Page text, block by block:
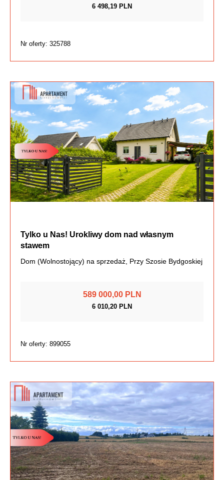
6 498,19 PLN
Nr oferty: 325788
Tylko u Nas! Urokliwy dom nad własnym
stawem
Dom (Wolnostojący) na sprzedaż, Przy Szosie Bydgoskiej
589 000,00 PLN
6 010,20 PLN
Nr oferty: 899055